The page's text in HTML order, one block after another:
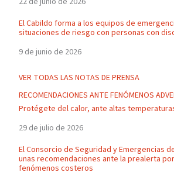
El Cabildo forma a los equipos de
situaciones de riesgo con personas con
9 de junio de 2026
VER TODAS LAS NOTAS DE PRENSA
RECOMENDACIONES ANTE FENÓMENOS
Protégete del calor, ante altas
29 de julio de 2026
El Consorcio de Seguridad y Emergencias
unas recomendaciones ante la prealerta
fenómenos costeros